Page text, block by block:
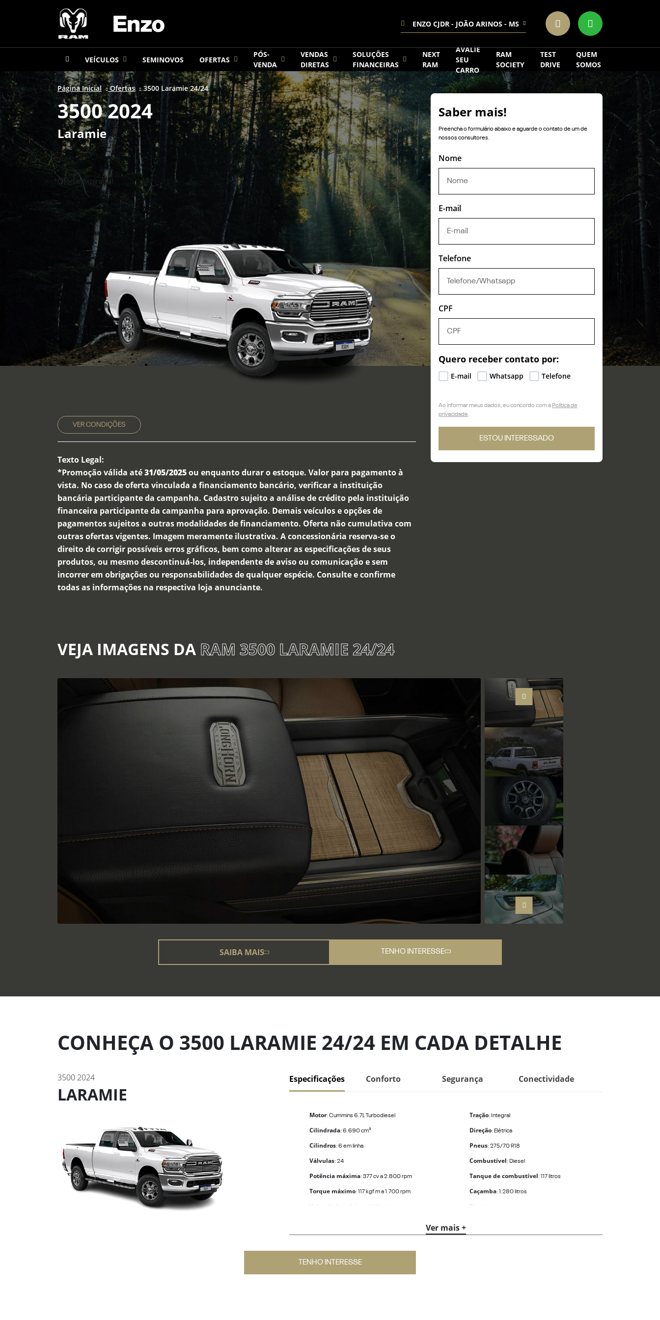
ENZO CJDR - JOÃO ARINOS - MS
VEÍCULOS SEMINOVOS OFERTAS
PÓS-
VENDA
VENDAS
DIRETAS
SOLUÇÕES
FINANCEIRAS
NEXT
RAM
AVALIE
SEU
CARRO
RAM
SOCIETY
TEST
DRIVE
QUEM
SOMOS
Página Inicial Ofertas 3500 Laramie 24/24
3500 2024
Laramie
Oferta expirada!
VER CONDIÇÕES
Texto Legal:
*Promoção válida até31/05/2025ou enquanto durar o estoque. Valor para pagamento à
vista. No caso de oferta vinculada a financiamento bancário, verificar a instituição
bancária participante da campanha. Cadastro sujeito a análise de crédito pela instituição
financeira participante da campanha para aprovação. Demais veículos e opções de
pagamentos sujeitos a outras modalidades de financiamento. Oferta não cumulativa com
outras ofertas vigentes. Imagem meramente ilustrativa. A concessionária reserva-se o
direito de corrigir possíveis erros gráficos, bem como alterar as especificações de seus
produtos, ou mesmo descontinuá-los, independente de aviso ou comunicação e sem
incorrer em obrigações ou responsabilidades de qualquer espécie. Consulte e confirme
todas as informações na respectiva loja anunciante.
Saber mais!
Preencha o formulário abaixo e aguarde o contato de um de
nossos consultores.
Nome
E-mail
Telefone
CPF
Quero receber contato por:
E-mail Whatsapp Telefone
Ao informar meus dados, eu concordo com a Política de
privacidade.
ESTOU INTERESSADO
VEJA IMAGENS DA RAM 3500 LARAMIE 24/24
SAIBA MAIS TENHO INTERESSE
CONHEÇA O 3500 LARAMIE 24/24 EM CADA DETALHE
3500 2024
LARAMIE
Especificações Conforto Segurança Conectividade
Motor : Cummins 6.7L Turbodiesel
Cilindrada : 6.690 cm³
Cilindros : 6 em linha
Válvulas : 24
Potência máxima : 377 cv a 2.800 rpm
Torque máximo : 117 kgf.m a 1.700 rpm
Velocidade máxima
Tração : Integral
Direção : Elétrica
Pneus : 275/70 R18
Combustível : Diesel
Tanque de combustível : 117 litros
Caçamba : 1.280 litros
Portas
Ver mais +
TENHO INTERESSE